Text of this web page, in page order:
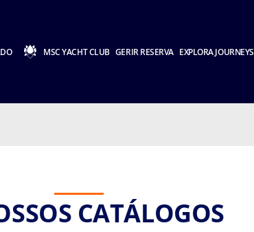
MSC YACHT CLUB GERIR RESERVA EXPLORA JOURNEYS
CATÁLOGOS